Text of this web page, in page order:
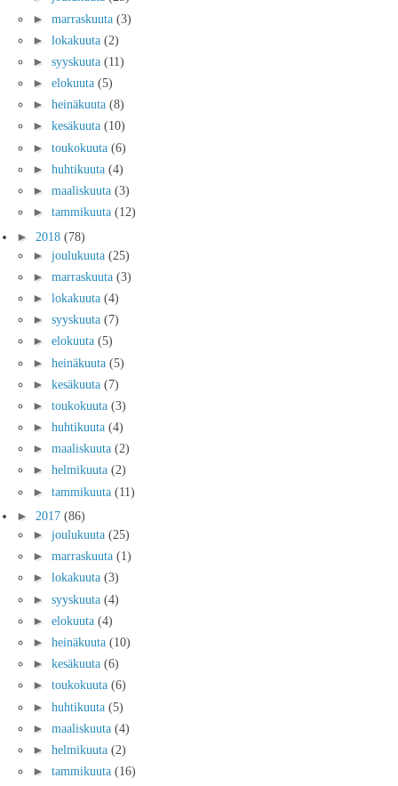
► marraskuuta (3)
► lokakuuta (2)
► syyskuuta (11)
► elokuuta (5)
► heinäkuuta (8)
► kesäkuuta (10)
► toukokuuta (6)
► huhtikuuta (4)
► maaliskuuta (3)
► tammikuuta (12)
► 2018 (78)
► joulukuuta (25)
► marraskuuta (3)
► lokakuuta (4)
► syyskuuta (7)
► elokuuta (5)
► heinäkuuta (5)
► kesäkuuta (7)
► toukokuuta (3)
► huhtikuuta (4)
► maaliskuuta (2)
► helmikuuta (2)
► tammikuuta (11)
► 2017 (86)
► joulukuuta (25)
► marraskuuta (1)
► lokakuuta (3)
► syyskuuta (4)
► elokuuta (4)
► heinäkuuta (10)
► kesäkuuta (6)
► toukokuuta (6)
► huhtikuuta (5)
► maaliskuuta (4)
► helmikuuta (2)
► tammikuuta (16)